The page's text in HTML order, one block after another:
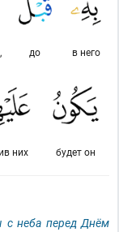
в него
до
будет он
них
с неба перед Днём